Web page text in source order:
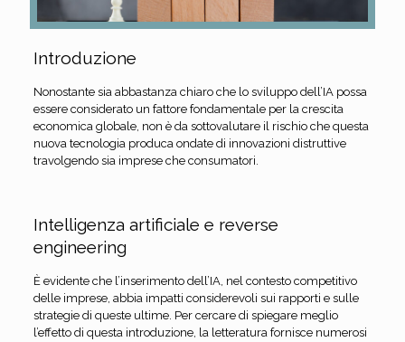
Introduzione
Nonostante sia abbastanza chiaro che lo sviluppo dell’IA possa
essere considerato un fattore fondamentale per la crescita
economica globale, non è da sottovalutare il rischio che questa
nuova tecnologia produca ondate di innovazioni distruttive
travolgendo sia imprese che consumatori.
Intelligenza artificiale e reverse
engineering
È evidente che l’inserimento dell’IA, nel contesto competitivo
delle imprese, abbia impatti considerevoli sui rapporti e sulle
strategie di queste ultime. Per cercare di spiegare meglio
l’effetto di questa introduzione, la letteratura fornisce numerosi